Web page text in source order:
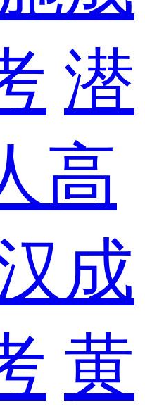
潜
高
成
黄